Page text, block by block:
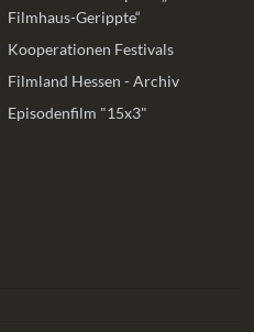
Filmhaus-Gerippte“
Kooperationen Festivals
Filmland Hessen - Archiv
Episodenfilm "15x3"